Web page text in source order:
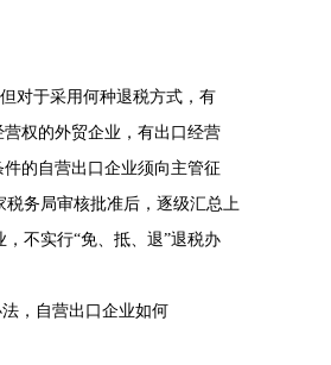
对于采用何种退税方式，有
权的外贸企业，有出口经营
的自营出口企业须向主管征
务局审核批准后，逐级汇总上
不实行“免、抵、退”退税办
，自营出口企业如何